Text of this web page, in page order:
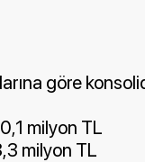
göre
milyon TL
milyon TL